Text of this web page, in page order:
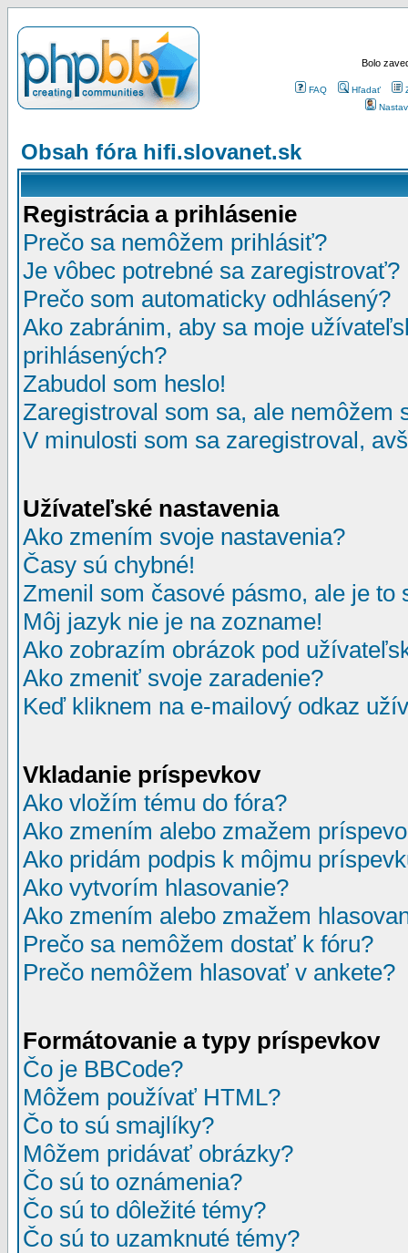
Bolo
FAQ Hľadať
Obsah fóra hifi.slovanet.sk
Registrácia a prihlásenie
Prečo sa nemôžem prihlásiť?
Je vôbec potrebné sa zaregistrovať?
Prečo som automaticky odhlásený?
Ako zabránim, aby sa moje
prihlásených?
Zabudol som heslo!
Zaregistroval som sa, ale nemôžem
V minulosti som sa zaregistroval,
Užívateľské nastavenia
Ako zmením svoje nastavenia?
Časy sú chybné!
Zmenil som časové pásmo, ale je to
Môj jazyk nie je na zozname!
Ako zobrazím obrázok pod
Ako zmeniť svoje zaradenie?
Keď kliknem na e-mailový odkaz
Vkladanie príspevkov
Ako vložím tému do fóra?
Ako zmením alebo zmažem
Ako pridám podpis k môjmu
Ako vytvorím hlasovanie?
Ako zmením alebo zmažem
Prečo sa nemôžem dostať k fóru?
Prečo nemôžem hlasovať v ankete?
Formátovanie a typy príspevkov
Čo je BBCode?
Môžem používať HTML?
Čo to sú smajlíky?
Môžem pridávať obrázky?
Čo sú to oznámenia?
Čo sú to dôležité témy?
Čo sú to uzamknuté témy?